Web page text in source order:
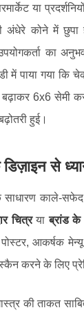
या
अंधेरे कोने में
का
में पाया गया कि
6x6 सेमी
हुई।
से
काले-सफेद
चित्रयाब्रांड के
आकर्षक
करने के लिए
की ताकत